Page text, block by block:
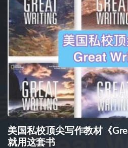
美国私校顶尖写作教材《
就用这套书